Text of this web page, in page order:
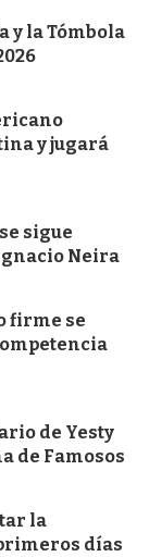
y la Tómbola
y jugará
sigue
Neira
firme se
de Yesty
de Famosos
la
días